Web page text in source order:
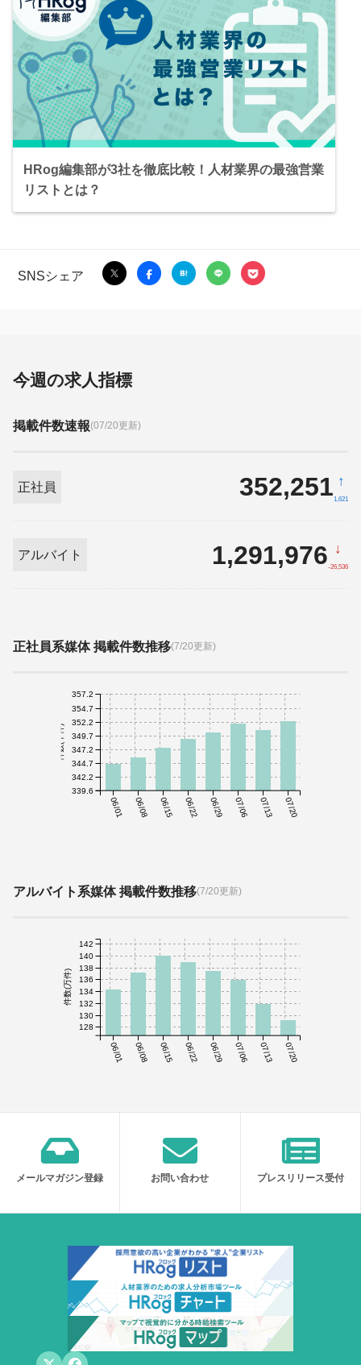
HRog編集部が3社を徹底比較！人材業界の最強営業
リストとは？
SNSシェア
今週の求人指標
掲載件数速報(07/20更新)
正社員 352,251 ↑
1,621
アルバイト 1,291,976 ↓
-26,536
正社員系媒体 掲載件数推移(7/20更新)
06/01 06/08 06/15 06/22 06/29 07/06 07/13 07/20
件数(千件)
339.6
342.2
344.7
347.2
349.7
352.2
354.7
357.2
アルバイト系媒体 掲載件数推移(7/20更新)
06/01 06/08 06/15 06/22 06/29 07/06 07/13 07/20
件数(万件)
128
130
132
134
136
138
140
142
メールマガジン登録 お問い合わせ プレスリリース受付